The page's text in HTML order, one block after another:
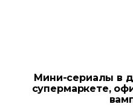
Мини-сериалы в
супермаркете,